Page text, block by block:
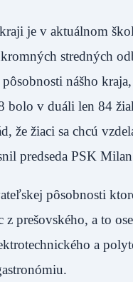
je v aktuálnom
stredných
nášho
bolo v duáli len 84
že žiaci sa chcú
predseda PSK
pôsobnosti
z prešovského, a to
a